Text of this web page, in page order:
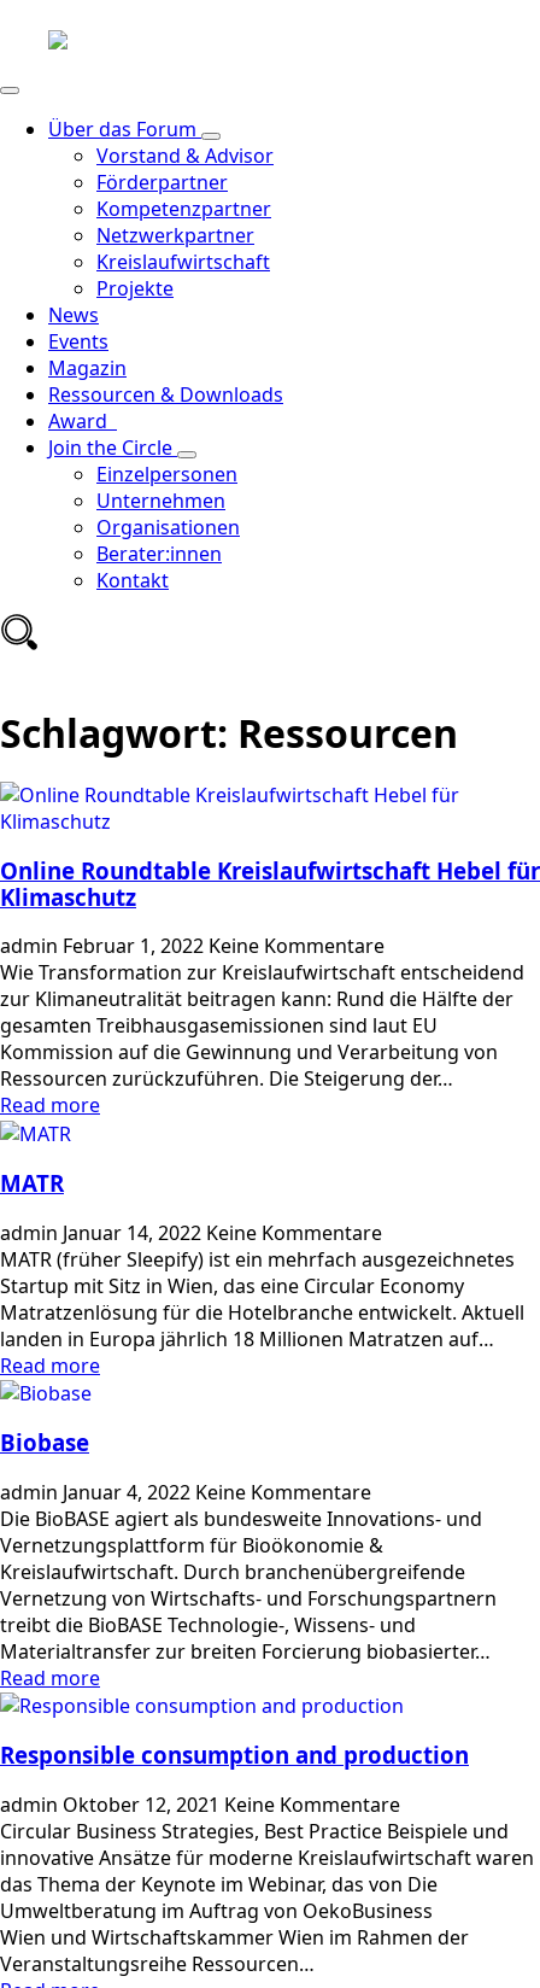
Über das Forum
Vorstand & Advisor
Förderpartner
Kompetenzpartner
Netzwerkpartner
Kreislaufwirtschaft
Projekte
News
Events
Magazin
Ressourcen & Downloads
Award
Join the Circle
Einzelpersonen
Unternehmen
Organisationen
Berater:innen
Kontakt
Schlagwort: Ressourcen
Online Roundtable Kreislaufwirtschaft Hebel für
Klimaschutz
admin Februar 1, 2022 Keine Kommentare
Wie Transformation zur Kreislaufwirtschaft entscheidend
zur Klimaneutralität beitragen kann: Rund die Hälfte der
gesamten Treibhausgasemissionen sind laut EU
Kommission auf die Gewinnung und Verarbeitung von
Ressourcen zurückzuführen. Die Steigerung der…
Read more
MATR
admin Januar 14, 2022 Keine Kommentare
MATR (früher Sleepify) ist ein mehrfach ausgezeichnetes
Startup mit Sitz in Wien, das eine Circular Economy
Matratzenlösung für die Hotelbranche entwickelt. Aktuell
landen in Europa jährlich 18 Millionen Matratzen auf…
Read more
Biobase
admin Januar 4, 2022 Keine Kommentare
Die BioBASE agiert als bundesweite Innovations- und
Vernetzungsplattform für Bioökonomie &
Kreislaufwirtschaft. Durch branchenübergreifende
Vernetzung von Wirtschafts- und Forschungspartnern
treibt die BioBASE Technologie-, Wissens- und
Materialtransfer zur breiten Forcierung biobasierter…
Read more
Responsible consumption and production
admin Oktober 12, 2021 Keine Kommentare
Circular Business Strategies, Best Practice Beispiele und
innovative Ansätze für moderne Kreislaufwirtschaft waren
das Thema der Keynote im Webinar, das von Die
Umweltberatung im Auftrag von OekoBusiness
Wien und Wirtschaftskammer Wien im Rahmen der
Veranstaltungsreihe Ressourcen…